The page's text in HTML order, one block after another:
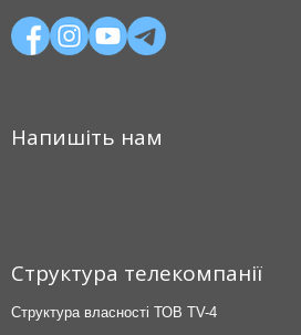
Напишіть нам
Структура телекомпанії
Структура власності ТОВ TV-4